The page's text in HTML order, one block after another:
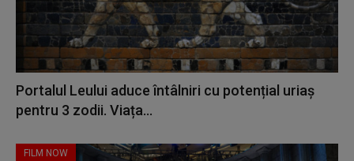
Portalul Leului aduce întâlniri cu potențial uriaș
pentru 3 zodii. Viața...
FILM NOW